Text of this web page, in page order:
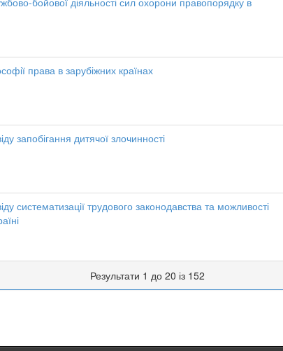
права в зарубіжних країнах
запобігання дитячої злочинності
систематизації трудового законодавства та можливості
Результати 1 до 20 із 152